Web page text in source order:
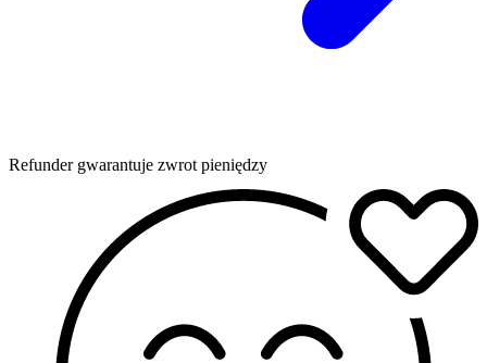
Refunder gwarantuje zwrot pieniędzy